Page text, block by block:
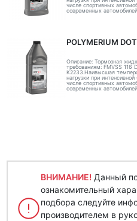
числе спортивных
современных автомобилей
POLYMERIUM
Описание: Тормозная
требованиям: FMVSS 116
K2233.Наивысшая
нагрузки при
числе спортивных
современных автомобилей
ВНИМАНИЕ! Данный
ознакомительный
подбора следуйте
производителем в